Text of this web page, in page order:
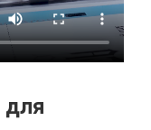
для